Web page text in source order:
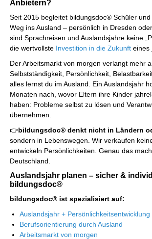
Anbietern?
Seit 2015 begleitet bildungsdoc® Schüler
Weg ins Ausland – persönlich in Dresden
sind Sprachreisen und Auslandsjahre keine
die wertvollste Investition in die Zukunft eines
Der Arbeitsmarkt von morgen verlangt mehr
Selbstständigkeit, Persönlichkeit,
alles lernst du im Ausland. Ein Auslandsjahr
Monaten nach, wovor Eltern ihre Kinder
haben: Probleme selbst zu lösen und
übernehmen.
👉bildungsdoc® denkt nicht in Ländern
sondern in Lebenswegen. Wir verkaufen
entwickeln Persönlichkeiten. Genau das
Deutschland.
Auslandsjahr planen – sicher &
bildungsdoc®
bildungsdoc® ist spezialisiert auf:
Auslandsjahr + Persönlichkeitsentwicklung
Berufsorientierung durch Ausland
Arbeitsmarkt von morgen